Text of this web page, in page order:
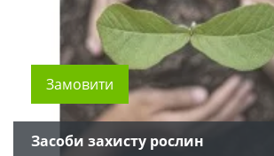
Замовити
Засоби захисту рослин